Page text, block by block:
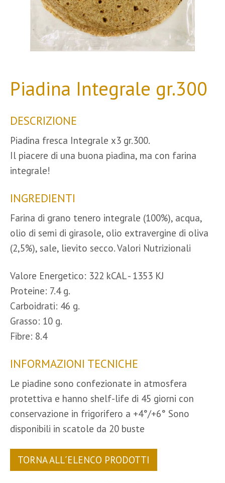
Piadina Integrale gr.300
DESCRIZIONE
Piadina fresca Integrale x3 gr.300.
Il piacere di una buona piadina, ma con farina
integrale!
INGREDIENTI
Farina di grano tenero integrale (100%), acqua,
olio di semi di girasole, olio extravergine di oliva
(2,5%), sale, lievito secco. Valori Nutrizionali
Valore Energetico: 322 kCAL - 1353 KJ
Proteine: 7.4 g.
Carboidrati: 46 g.
Grasso: 10 g.
Fibre: 8.4
INFORMAZIONI TECNICHE
Le piadine sono confezionate in atmosfera
protettiva e hanno shelf-life di 45 giorni con
conservazione in frigorifero a +4°/+6° Sono
disponibili in scatole da 20 buste
TORNA ALL´ELENCO PRODOTTI